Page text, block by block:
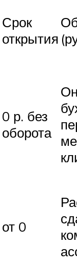
Срок
открытия
0 р. без
оборота
от 0